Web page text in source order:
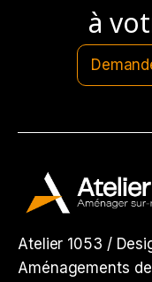
à
Atelier 1053 /
Aménagements